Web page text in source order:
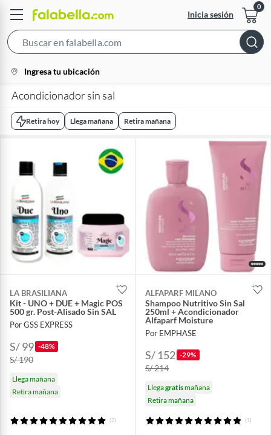
Inicia sesión
Bar
location-
icon
Ingresa tu ubicación
Acondicionador sin sal
Retira hoy Llega mañana Retira mañana
LA BRASILIANA
Kit - UNO + DUE + Magic POS
500 gr. Post-Alisado Sin SAL
Por GSS EXPRESS
S/ 99 -48%
S/ 190
Llega mañana
Retira mañana
(2)
ALFAPARF MILANO
Shampoo Nutritivo Sin Sal
250ml + Acondicionador
Alfaparf Moisture
Por EMPHASE
S/ 152 -29%
S/ 214
Llegagratismañana
Retira mañana
(1)